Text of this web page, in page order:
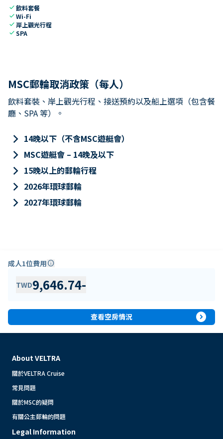
check飲料套餐
checkWi-Fi
check 岸上觀光行程
checkSPA
MSC郵輪取消政策（每人）
飲料套裝、岸上觀光行程、接送預約以及船上選項（包含餐
廳、SPA 等）。
keyboard_arrow_right 14晚以下（不含MSC遊艇會）
keyboard_arrow_right MSC遊艇會 – 14晚及以下
keyboard_arrow_right 15晚以上的郵輪行程
keyboard_arrow_right 2026年環球郵輪
keyboard_arrow_right 2027年環球郵輪
成人1位費用info
TWD9,646.74-
查看空房情況 expand_circle_right
About VELTRA
關於VELTRA Cruise
常見問題
關於MSC的疑問
有關公主郵輪的問題
Legal Information